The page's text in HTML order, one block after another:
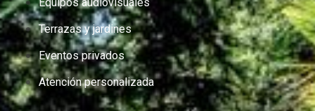
Equipos audiovisuales
Terrazas y jardines
Eventos privados
Atención personalizada